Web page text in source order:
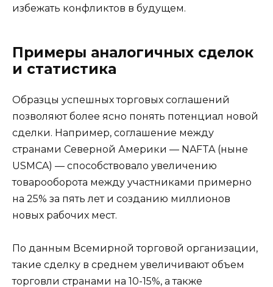
избежать конфликтов в будущем.
Примеры аналогичных сделок
и статистика
Образцы успешных торговых соглашений
позволяют более ясно понять потенциал новой
сделки. Например, соглашение между
странами Северной Америки — NAFTA (ныне
USMCA) — способствовало увеличению
товарооборота между участниками примерно
на 25% за пять лет и созданию миллионов
новых рабочих мест.
По данным Всемирной торговой организации,
такие сделку в среднем увеличивают объем
торговли странами на 10-15%, а также